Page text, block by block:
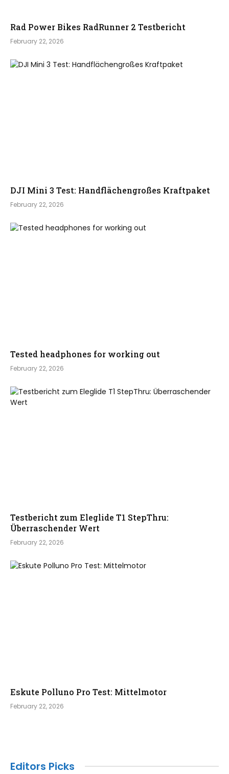
Rad Power Bikes RadRunner 2 Testbericht
February 22, 2026
DJI Mini 3 Test: Handflächengroßes Kraftpaket
February 22, 2026
Tested headphones for working out
February 22, 2026
Testbericht zum Eleglide T1 StepThru:
Überraschender Wert
February 22, 2026
Eskute Polluno Pro Test: Mittelmotor
February 22, 2026
Editors Picks